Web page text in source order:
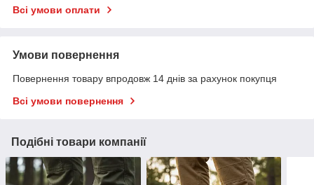
Всі умови оплати
Умови повернення
Повернення товару впродовж 14 днів за рахунок покупця
Всі умови повернення
Подібні товари компанії